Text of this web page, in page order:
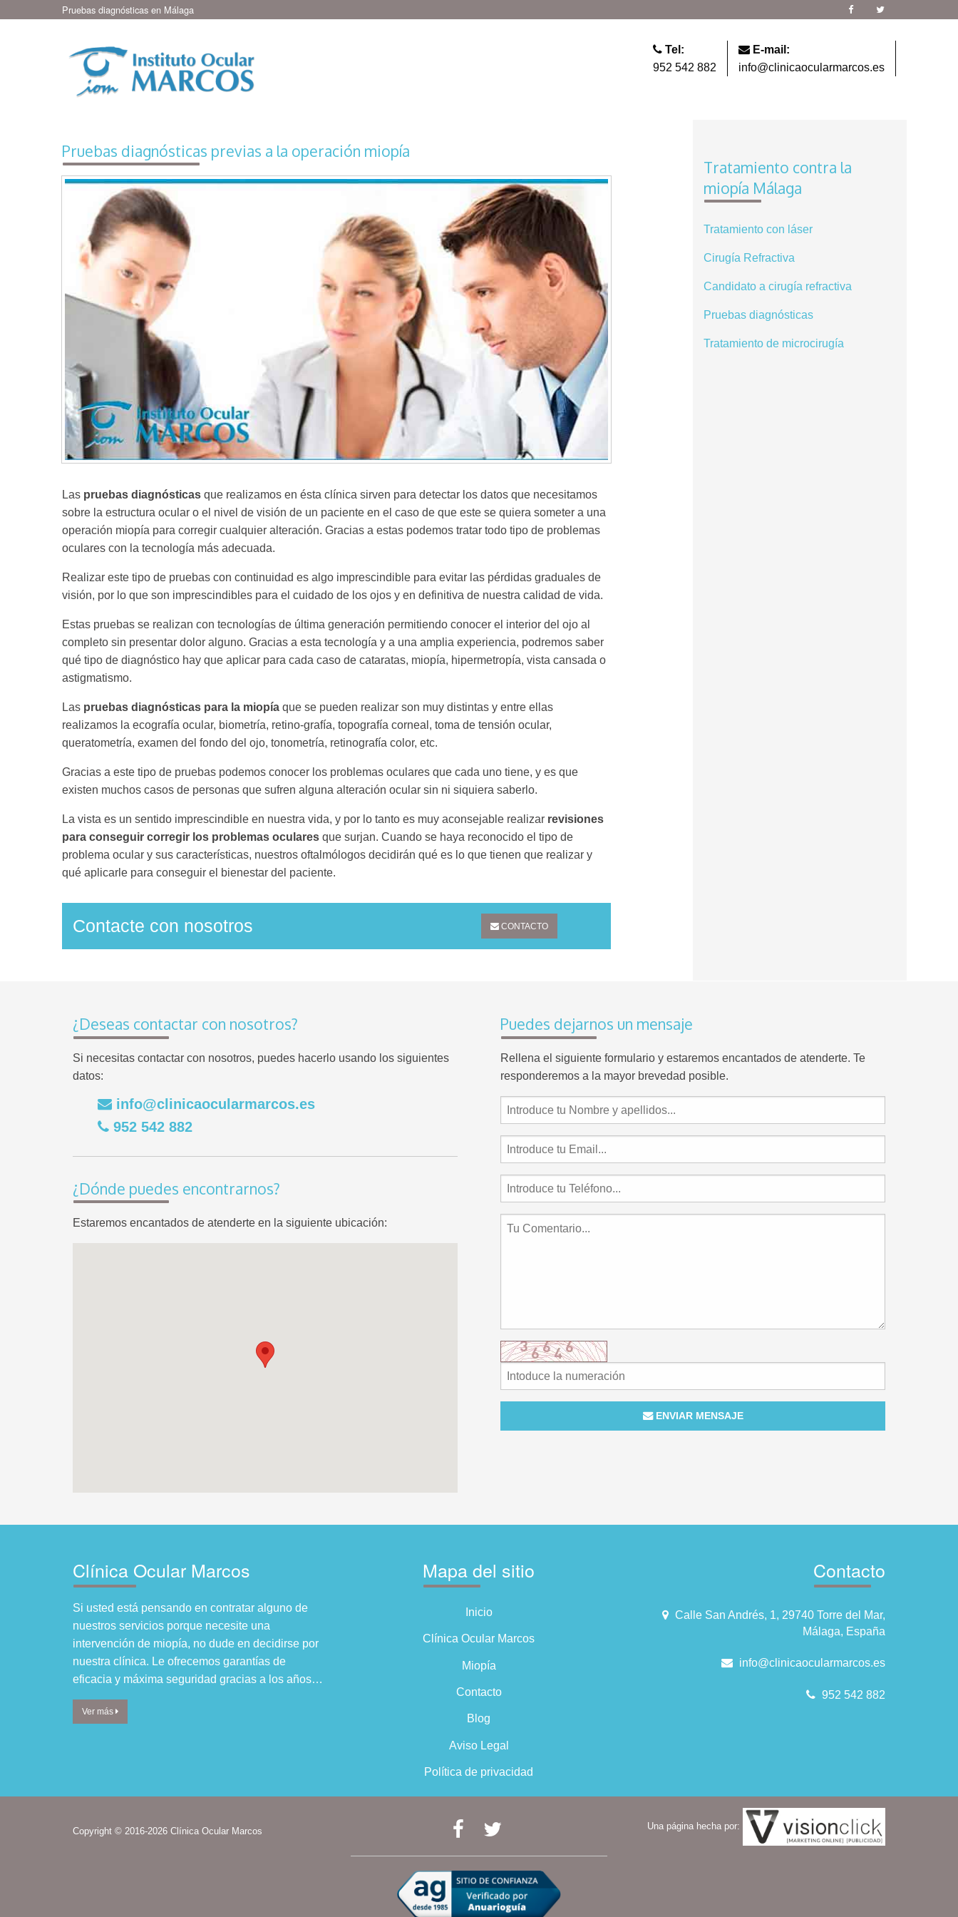
Pruebas diagnósticas en Málaga
Tel:
952 542 882
E-mail:
info@clinicaocularmarcos.es
Pruebas diagnósticas previas a la operación miopía
Las pruebas diagnósticas que realizamos en ésta clínica sirven para detectar los datos que necesitamos
sobre la estructura ocular o el nivel de visión de un paciente en el caso de que este se quiera someter a una
operación miopía para corregir cualquier alteración. Gracias a estas podemos tratar todo tipo de problemas
oculares con la tecnología más adecuada.
Realizar este tipo de pruebas con continuidad es algo imprescindible para evitar las pérdidas graduales de
visión, por lo que son imprescindibles para el cuidado de los ojos y en definitiva de nuestra calidad de vida.
Estas pruebas se realizan con tecnologías de última generación permitiendo conocer el interior del ojo al
completo sin presentar dolor alguno. Gracias a esta tecnología y a una amplia experiencia, podremos saber
qué tipo de diagnóstico hay que aplicar para cada caso de cataratas, miopía, hipermetropía, vista cansada o
astigmatismo.
Las pruebas diagnósticas para la miopía que se pueden realizar son muy distintas y entre ellas
realizamos la ecografía ocular, biometría, retino-grafía, topografía corneal, toma de tensión ocular,
queratometría, examen del fondo del ojo, tonometría, retinografía color, etc.
Gracias a este tipo de pruebas podemos conocer los problemas oculares que cada uno tiene, y es que
existen muchos casos de personas que sufren alguna alteración ocular sin ni siquiera saberlo.
La vista es un sentido imprescindible en nuestra vida, y por lo tanto es muy aconsejable realizar revisiones
para conseguir corregir los problemas oculares que surjan. Cuando se haya reconocido el tipo de
problema ocular y sus características, nuestros oftalmólogos decidirán qué es lo que tienen que realizar y
qué aplicarle para conseguir el bienestar del paciente.
Contacte con nosotros CONTACTO
Tratamiento contra la
miopía Málaga
Tratamiento con láser
Cirugía Refractiva
Candidato a cirugía refractiva
Pruebas diagnósticas
Tratamiento de microcirugía
¿Deseas contactar con nosotros?
Si necesitas contactar con nosotros, puedes hacerlo usando los siguientes
datos:
info@clinicaocularmarcos.es
952 542 882
¿Dónde puedes encontrarnos?
Estaremos encantados de atenderte en la siguiente ubicación:
Puedes dejarnos un mensaje
Rellena el siguiente formulario y estaremos encantados de atenderte. Te
responderemos a la mayor brevedad posible.
ENVIAR MENSAJE
Clínica Ocular Marcos
Si usted está pensando en contratar alguno de
nuestros servicios porque necesite una
intervención de miopía, no dude en decidirse por
nuestra clínica. Le ofrecemos garantías de
eficacia y máxima seguridad gracias a los años…
Ver más
Mapa del sitio
Inicio
Clínica Ocular Marcos
Miopía
Contacto
Blog
Aviso Legal
Política de privacidad
Contacto
Calle San Andrés, 1, 29740 Torre del Mar,
Málaga, España
info@clinicaocularmarcos.es
952 542 882
Copyright © 2016-2026 Clínica Ocular Marcos Una página hecha por: